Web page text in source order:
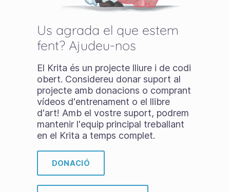
Us agrada el que estem
fent? Ajudeu-nos
El Krita és un projecte lliure i de codi
obert. Considereu donar suport al
projecte amb donacions o comprant
vídeos d'entrenament o el llibre
d'art! Amb el vostre suport, podrem
mantenir l'equip principal treballant
en el Krita a temps complet.
DONACIÓ